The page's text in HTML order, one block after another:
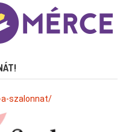
szalonnat/